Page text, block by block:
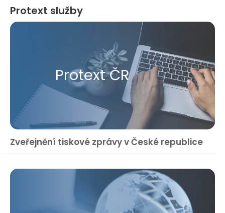
Protext služby
Protext ČR
Zveřejnění tiskové zprávy v České republice